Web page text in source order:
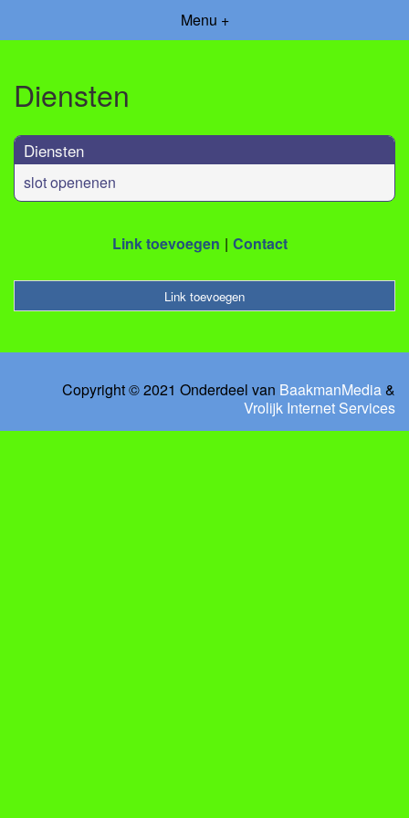
Menu +
Diensten
Diensten
slot openenen
Link toevoegen Contact
Link toevoegen
Copyright © 2021 Onderdeel van BaakmanMedia&
Vrolijk Internet Services